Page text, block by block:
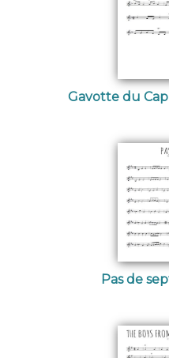
Gavotte du
Pas de